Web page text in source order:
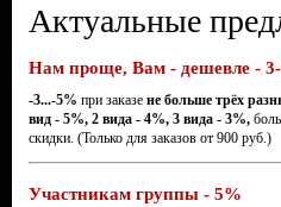
Актуальные
Нам проще, Вам - дешевле -
-3...-5% при заказе не больше трёх
вид - 5%, 2 вида - 4%, 3 вида - 3%,
скидки. (Только для заказов от 900 руб.)
Участникам группы - 5%